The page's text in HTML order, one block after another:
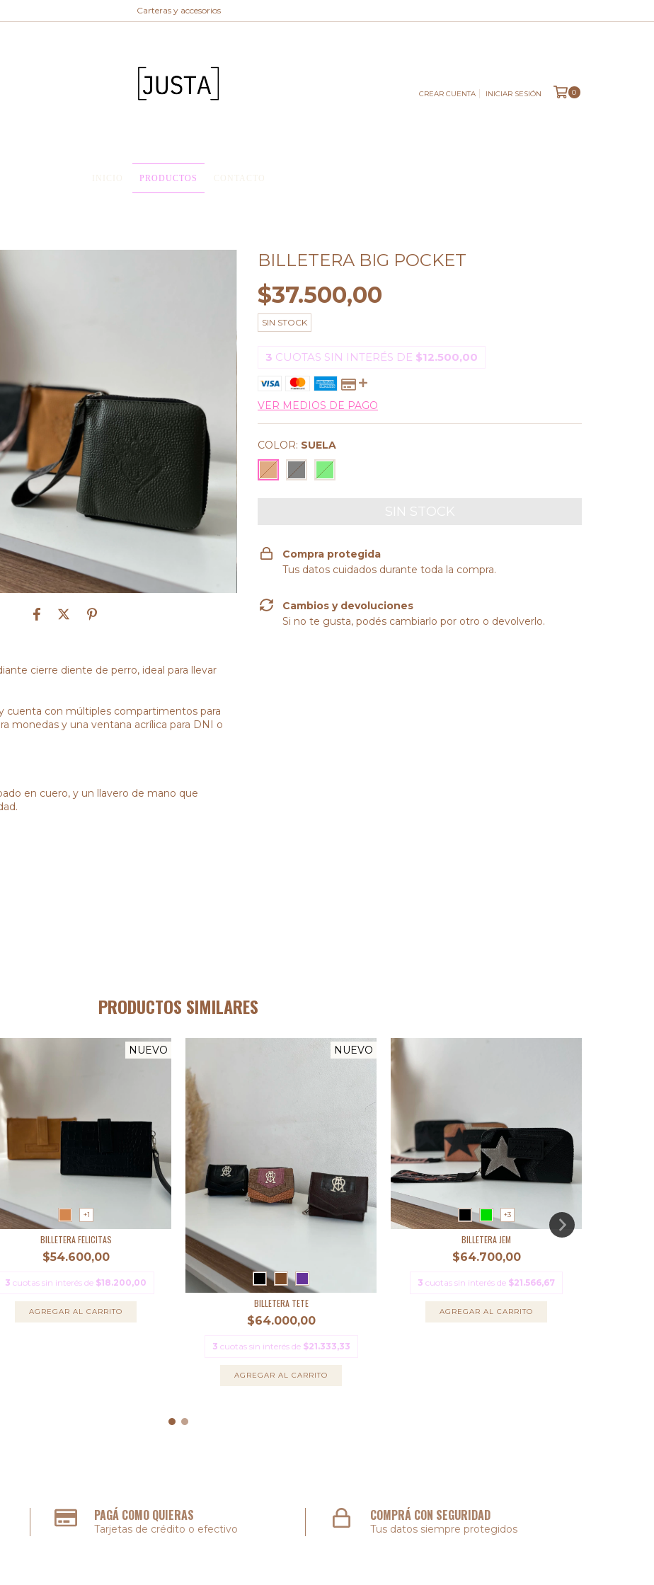
Carteras y accesorios
CREAR CUENTA INICIAR SESIÓN 0
INICIO PRODUCTOS CONTACTO
cierre diente de perro, ideal para llevar
cuenta con múltiples compartimentos para
monedas y una ventana acrílica para DNI o
en cuero, y un llavero de mano que
BILLETERA BIG POCKET
$37.500,00
SIN STOCK
3 CUOTAS SIN INTERÉS DE $12.500,00
VER MEDIOS DE PAGO
COLOR: SUELA
Compra protegida
Tus datos cuidados durante toda la compra.
Cambios y devoluciones
Si no te gusta, podés cambiarlo por otro o devolverlo.
PRODUCTOS SIMILARES
NUEVO
+1
BILLETERA FELICITAS
$54.600,00
3 cuotas sin interés de $18.200,00
AGREGAR AL CARRITO
NUEVO
BILLETERA TETE
$64.000,00
3 cuotas sin interés de $21.333,33
AGREGAR AL CARRITO
+3
BILLETERA JEM
$64.700,00
3 cuotas sin interés de $21.566,67
AGREGAR AL CARRITO
PAGÁ COMO QUIERAS
Tarjetas de crédito o efectivo
COMPRÁ CON SEGURIDAD
Tus datos siempre protegidos